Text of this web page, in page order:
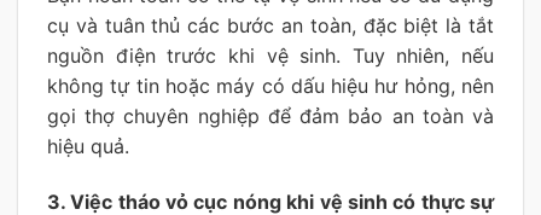
cụ và tuân thủ các bước an toàn, đặc biệt là tắt
nguồn điện trước khi vệ sinh. Tuy nhiên, nếu
không tự tin hoặc máy có dấu hiệu hư hỏng, nên
gọi thợ chuyên nghiệp để đảm bảo an toàn và
hiệu quả.
3. Việc tháo vỏ cục nóng khi vệ sinh có thực sự